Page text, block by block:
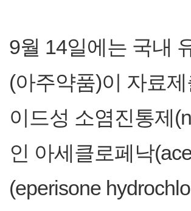
9월 14일에는 국내
(아주약품)이 자료
이드성 소염진통제
인 아세클로페낙
(eperisone